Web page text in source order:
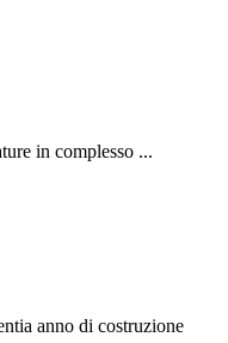
in complesso ...
anno di costruzione